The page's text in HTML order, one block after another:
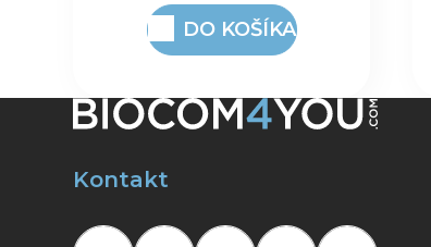
DO KOŠÍKA
Kontakt